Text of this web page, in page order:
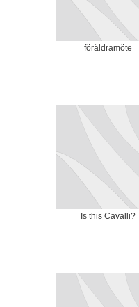
föräldramöte
Is this Cavalli?